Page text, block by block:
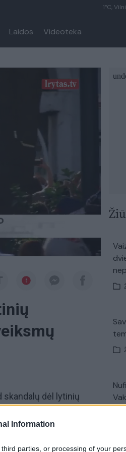
Information
parties, or processing of your
1°C,
Laidos Videoteka
skandalų dėl lytinių
yra „sužeista
mieste pontifikas
smurto aukų